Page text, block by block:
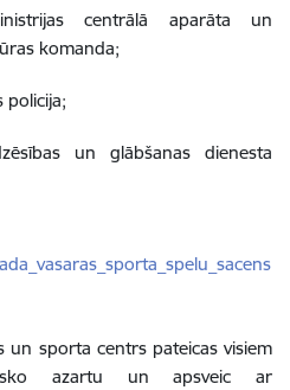
centrālā aparāta un
komanda;
policija;
un glābšanas dienesta
un sporta centrs pateicas visiem
azartu un apsveic ar